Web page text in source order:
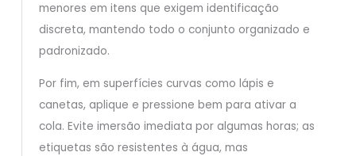
menores em itens que exigem identificação
discreta, mantendo todo o conjunto organizado e
padronizado.
Por fim, em superfícies curvas como lápis e
canetas, aplique e pressione bem para ativar a
cola. Evite imersão imediata por algumas horas; as
etiquetas são resistentes à água, mas